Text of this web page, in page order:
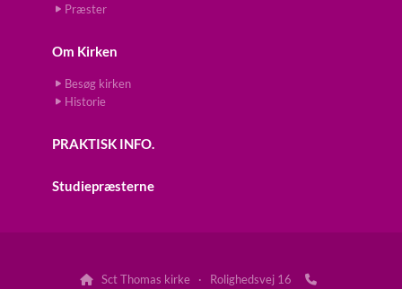
Præster
Om Kirken
Besøg kirken
Historie
PRAKTISK INFO.
Studiepræsterne
 Sct Thomas kirke · Rolighedsvej 16 